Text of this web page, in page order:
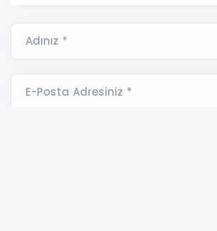
Adınız *
E-Posta Adresiniz *